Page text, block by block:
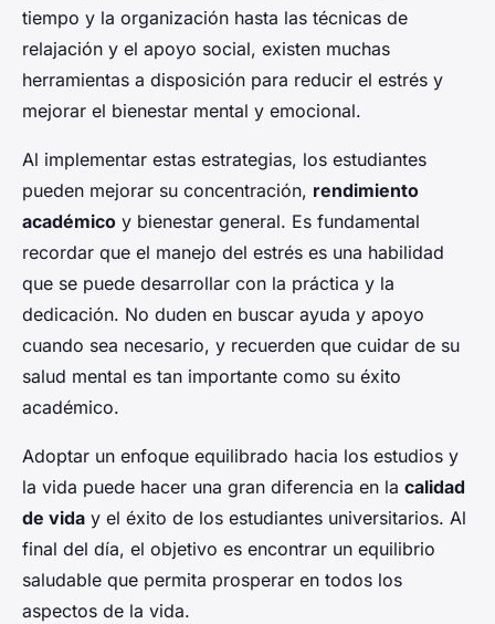
tiempo y la organización hasta las técnicas de
relajación y el apoyo social, existen muchas
herramientas a disposición para reducir el estrés y
mejorar el bienestar mental y emocional.
Al implementar estas estrategias, los estudiantes
pueden mejorar su concentración, rendimiento
académico y bienestar general. Es fundamental
recordar que el manejo del estrés es una habilidad
que se puede desarrollar con la práctica y la
dedicación. No duden en buscar ayuda y apoyo
cuando sea necesario, y recuerden que cuidar de su
salud mental es tan importante como su éxito
académico.
Adoptar un enfoque equilibrado hacia los estudios y
la vida puede hacer una gran diferencia en la calidad
de vida y el éxito de los estudiantes universitarios. Al
final del día, el objetivo es encontrar un equilibrio
saludable que permita prosperar en todos los
aspectos de la vida.